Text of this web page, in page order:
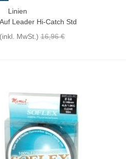
Linien
Leader Hi-Catch Std
(inkl. MwSt.) 16,96 €